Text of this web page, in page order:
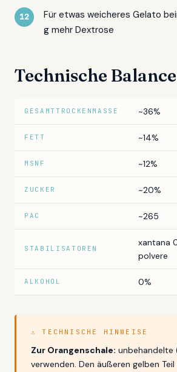
Für etwas weicheres Gelato
g mehr Dextrose
Technische Balance
GESAMTTROCKENMASSE ~36%
FETT ~14%
MSNF ~12%
ZUCKER ~20%
PAC ~265
STABILISATOREN
xantana
polvere
ALKOHOL 0%
⚠ TECHNISCHE HINWEISE
Zur Orangenschale: unbehandelte
verwenden. Den äußeren gelben